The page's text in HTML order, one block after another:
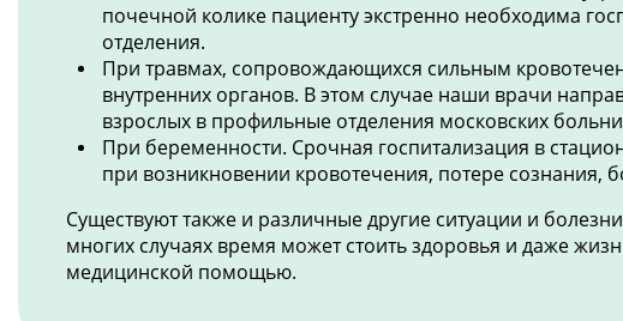
почечной колике пациенту экстренно необходима
отделения.
При травмах, сопровождающихся сильным
внутренних органов. В этом случае наши врачи
взрослых в профильные отделения московских
При беременности. Срочная госпитализация в
при возникновении кровотечения, потере сознания,
Существуют также и различные другие ситуации и
многих случаях время может стоить здоровья и даже
медицинской помощью.